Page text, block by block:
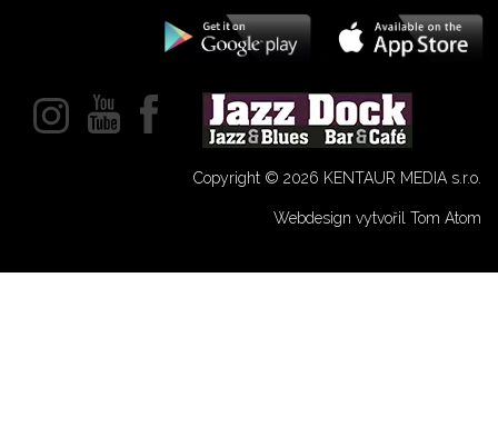
Copyright © 2026 KENTAUR MEDIA s.r.o.
Webdesign vytvořil Tom Atom